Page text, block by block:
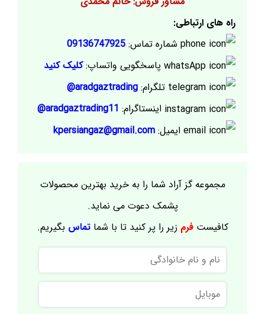
راه های ارتباطی:
شماره تماس: 09136747925
پاسخگویی واتساپ:کلیک کنید
تلگرام: aradgaztrading@
اینستاگرام: aradgaztrading11@
ایمیل: kpersiangaz@gmail.com
مجموعه گز آراد شما را به خرید بهترین محصولات
پشمک دعوت می نماید.
کافیستفرم زیر را پر کنید تا با شماتماس بگیریم.
نام
و
نام
خانوادگی
موبایل